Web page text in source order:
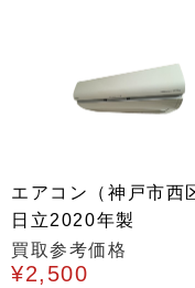
エアコン（神戸市西
日立2020年製
買取参考価格
¥2,500